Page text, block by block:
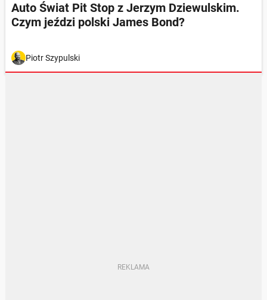
Auto Świat Pit Stop z Jerzym Dziewulskim.
Czym jeździ polski James Bond?
Piotr Szypulski